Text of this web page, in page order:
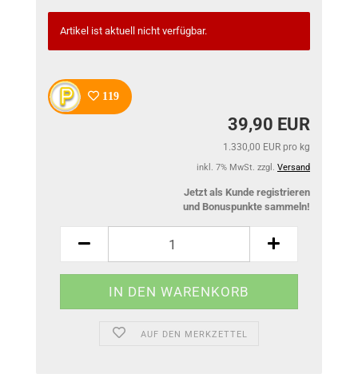
Artikel ist aktuell nicht verfügbar.
119
39,90 EUR
1.330,00 EUR pro kg
inkl. 7% MwSt. zzgl. Versand
Jetzt als Kunde registrieren
und Bonuspunkte sammeln!
AUF DEN MERKZETTEL